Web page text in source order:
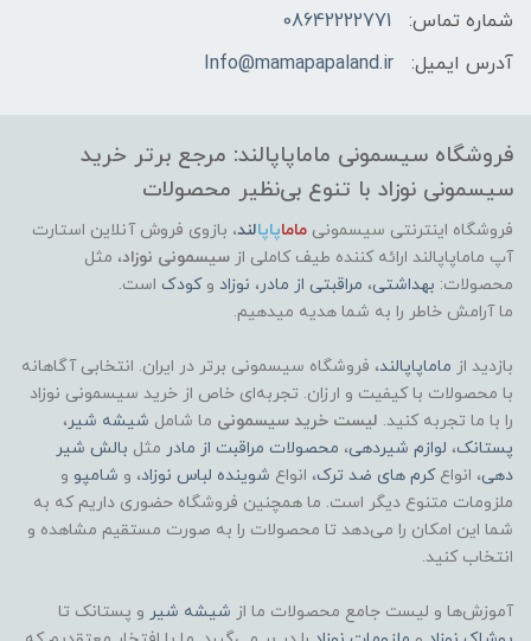
شماره تماس:
08642222771
آدرس ایمیل:
Info@mamapapaland.ir
فروشگاه سیسمونی ماماپاپالند: مرجع برتر خرید
سیسمونی نوزاد با تنوع بی‌نظیر محصولات
فروشگاه اینترنتی سیسمونی ماماپاپالند، بازوی فروش آنلاین استارت
آپ ماماپاپالند ارائه کننده طیف کاملی از سیسمونی نوزاد، مثل
محصولات: بهداشتی، مراقبتی از مادر، نوزاد وکودک است.
ما آرامش خاطر را به شما هدیه میدهیم.
بازدید از ماماپاپالند، فروشگاه سیسمونی برتر در ایران. انتخابی آگاهانه
با محصولات با کیفیت و ارزان. تجربه‌ای خاص از خرید سیسمونی نوزاد
را با ما تجربه کنید. لیست خرید سیسمونی ما شامل شیشه شیر،
پستانک، لوازم شیردهی، محصولات مراقبت از مادر مثل بالش شیر
دهی، انواعکرم های ضد ترک، انواع شوینده لباس نوزاد، و شامپو و
ملزومات متنوع دیگر است. ما همچنین فروشگاه حضوری داریم که به
شما این امکان را می‌دهد تا محصولات را به صورت مستقیم مشاهده و
انتخاب کنید.
آموزش‌ها و لیست جامع محصولات ما از شیشه شیر و پستانک تا